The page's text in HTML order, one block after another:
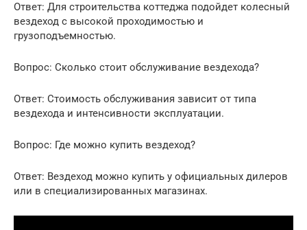
Ответ: Для строительства коттеджа подойдет колесный
вездеход с высокой проходимостью и
грузоподъемностью.
Вопрос: Сколько стоит обслуживание вездехода?
Ответ: Стоимость обслуживания зависит от типа
вездехода и интенсивности эксплуатации.
Вопрос: Где можно купить вездеход?
Ответ: Вездеход можно купить у официальных дилеров
или в специализированных магазинах.